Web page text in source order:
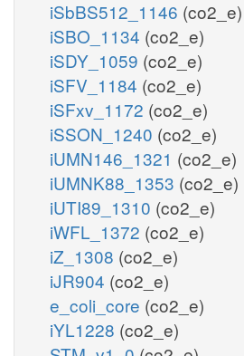
iSbBS512_1146 (co2_e)
iSBO_1134 (co2_e)
iSDY_1059 (co2_e)
iSFV_1184 (co2_e)
iSFxv_1172 (co2_e)
iSSON_1240 (co2_e)
iUMN146_1321 (co2_e)
iUMNK88_1353 (co2_e)
iUTI89_1310 (co2_e)
iWFL_1372 (co2_e)
iZ_1308 (co2_e)
iJR904 (co2_e)
e_coli_core (co2_e)
iYL1228 (co2_e)